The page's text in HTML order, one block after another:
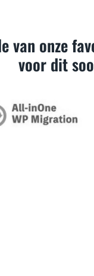
van onze
voor dit